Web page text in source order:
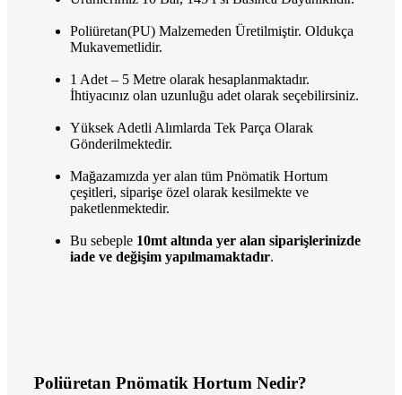
Poliüretan(PU) Malzemeden Üretilmiştir. Oldukça
Mukavemetlidir.
1 Adet – 5 Metre olarak hesaplanmaktadır.
İhtiyacınız olan uzunluğu adet olarak seçebilirsiniz.
Yüksek Adetli Alımlarda Tek Parça Olarak
Gönderilmektedir.
Mağazamızda yer alan tüm Pnömatik Hortum
çeşitleri, siparişe özel olarak kesilmekte ve
paketlenmektedir.
Bu sebeple 10mt altında yer alan siparişlerinizde
iade ve değişim yapılmamaktadır.
Poliüretan Pnömatik Hortum Nedir?